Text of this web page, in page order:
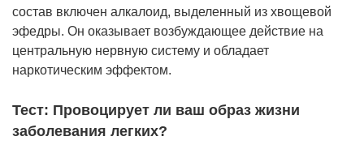
состав включен алкалоид, выделенный из хвощевой
эфедры. Он оказывает возбуждающее действие на
центральную нервную систему и обладает
наркотическим эффектом.
Тест: Провоцирует ли ваш образ жизни
заболевания легких?